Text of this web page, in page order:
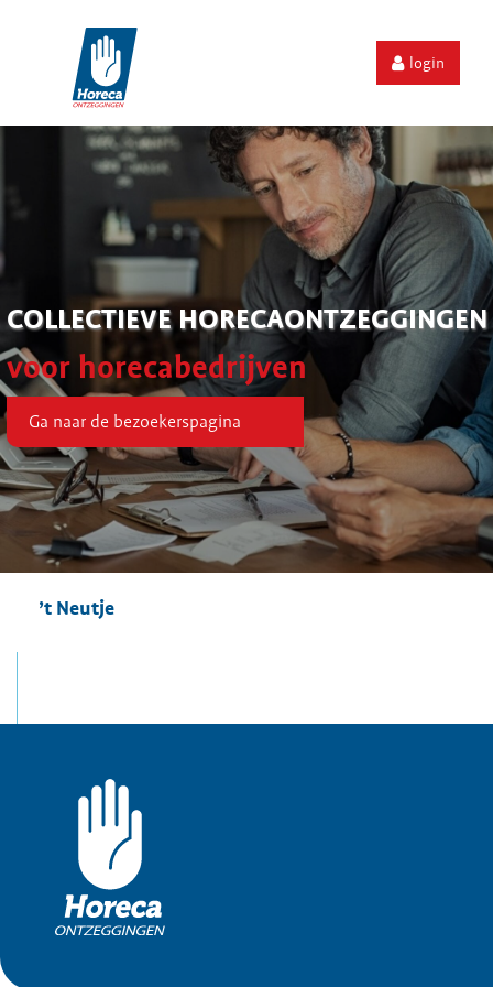
login
COLLECTIEVE HORECAONTZEGGINGEN
voor horecabedrijven
Ga naar de bezoekerspagina
’t Neutje